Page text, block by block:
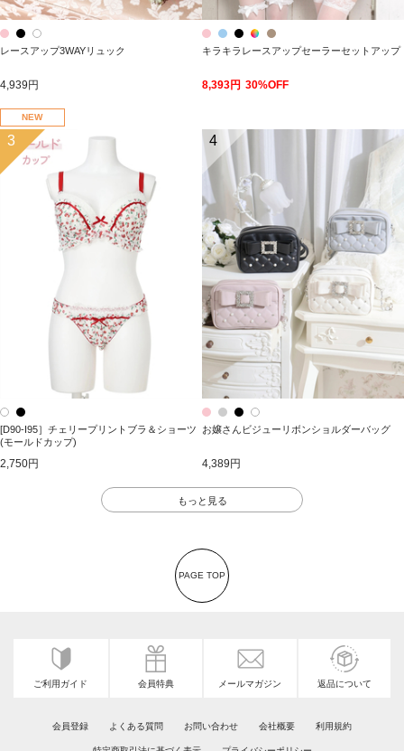
レースアップ3WAYリュック
4,939円
キラキラレースアップセーラーセットアップ
8,393円 30%OFF
NEW
3
[D90-I95］チェリープリントブラ＆ショーツ
(モールドカップ)
2,750円
4
お嬢さんビジューリボンショルダーバッグ
4,389円
もっと見る
PAGE TOP
ご利用ガイド 会員特典 メールマガジン 返品について
会員登録 よくある質問 お問い合わせ 会社概要 利用規約